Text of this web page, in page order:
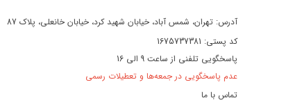
آدرس: تهران، شمس آباد، خیابان شهید کرد، خیابان خانعلی، پلاک 87
کد پستی: 1675737381
پاسخگویی تلفنی از ساعت 9 الی 16
عدم پاسخگویی در جمعه‌ها و تعطیلات رسمی
تماس با ما